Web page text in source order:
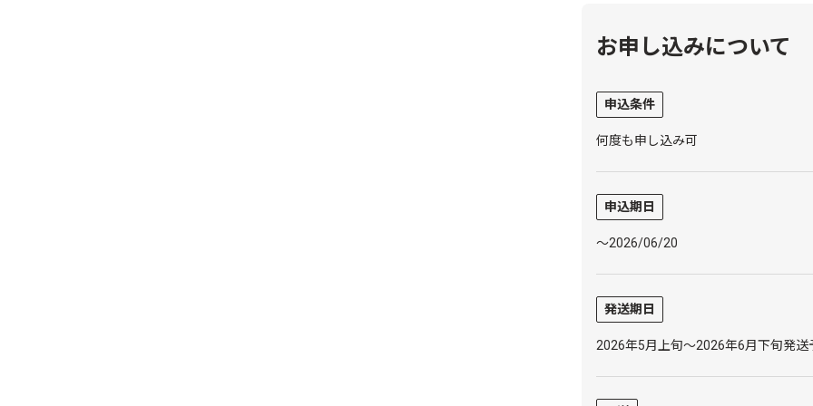
お申し込みについて
申込条件
何度も申し込み可
申込期日
～2026/06/20
発送期日
2026年5月上旬～2026年6月下旬発送